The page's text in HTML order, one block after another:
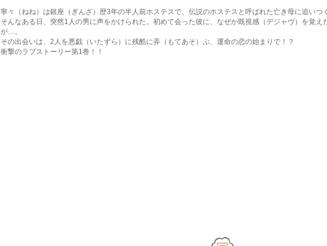
寧々（ねね）は銀座（ぎんざ）歴3年の半人前ホステスで、伝説のホステスと呼ばれた亡き母に追いつ
そんなある日、突然1人の男に声をかけられた。初めて会った彼に、なぜか既視感（デジャヴ）を覚え
が…。
その出会いは、2人を悪戯（いたずら）に残酷に弄（もてあそ）ぶ、運命の恋の始まりで！？
衝撃のラブストーリー第1巻！！